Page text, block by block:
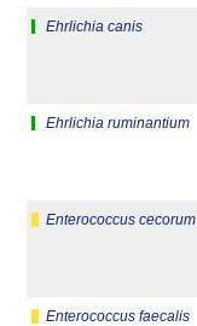
Ehrlichia canis
Ehrlichia ruminantium
Enterococcus cecorum
Enterococcus faecalis